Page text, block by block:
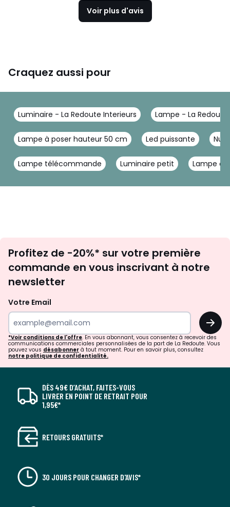
Voir plus d'avis
Craquez aussi pour
Luminaire - La Redoute Interieurs Lampe - La
Lampe à poser hauteur 50 cm Led puissante
Lampe télécommande Luminaire petit Lampe à
newsletter
Profitez de -20%* sur votre première
commande en vous inscrivant à notre
newsletter
Votre Email
OK
*Voir conditions de l'offre. En vous abonnant, vous consentez à recevoir des
communications commerciales personnalisées de la part de La Redoute. Vous
pouvez vous désabonner à tout moment. Pour en savoir plus, consultez
notre politique de confidentialité.
DÈS 49€ D’ACHAT, FAITES-VOUS
LIVRER EN POINT DE RETRAIT POUR
1,95€*
RETOURS GRATUITS*
30 JOURS POUR CHANGER D'AVIS*